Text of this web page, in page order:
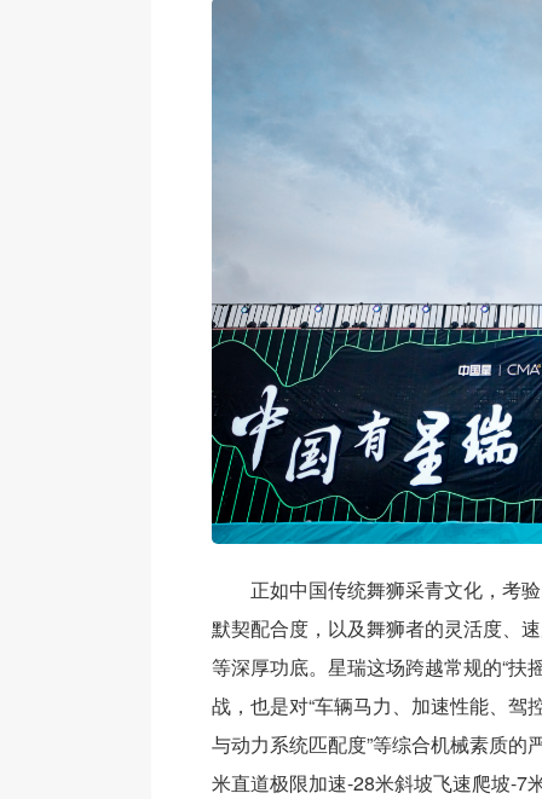
正如中国传统舞狮采青文化，考
默契配合度，以及舞狮者的灵活度、
等深厚功底。星瑞这场跨越常规的“扶
战，也是对“车辆马力、加速性能、驾
与动力系统匹配度”等综合机械素质的
米直道极限加速-28米斜坡飞速爬坡-7